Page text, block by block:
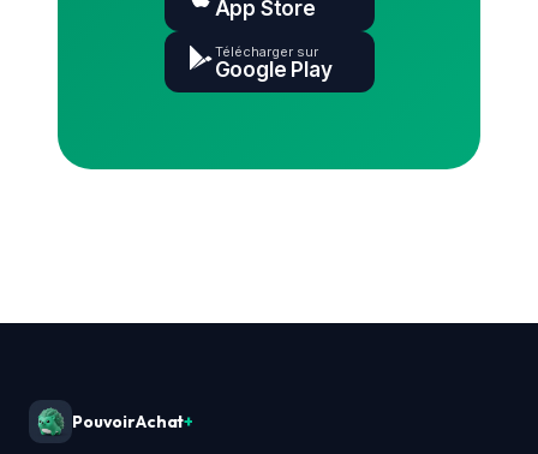
App Store
Télécharger sur
Google Play
PouvoirAchat+